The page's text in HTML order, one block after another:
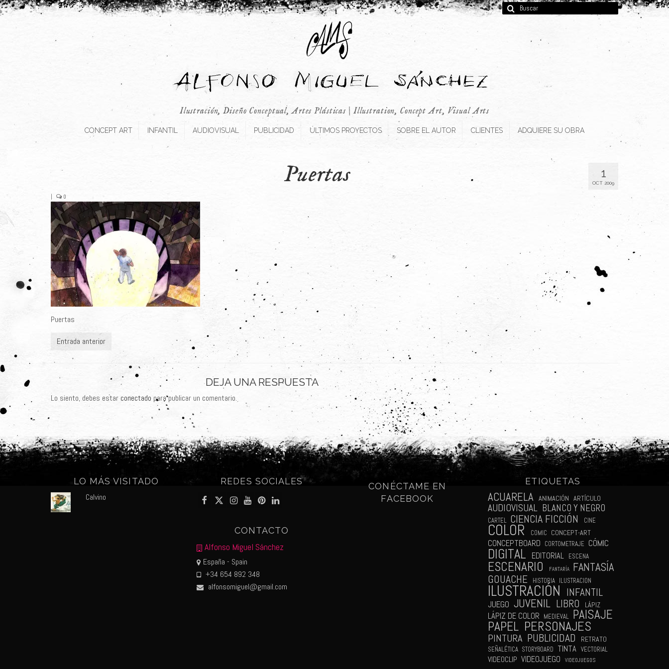
Buscar
por:
Ilustración, Diseño Conceptual, Artes Plásticas | Illustration, Concept Art, Visual Arts
CONCEPT ART INFANTIL AUDIOVISUAL PUBLICIDAD ÚLTIMOS PROYECTOS SOBRE EL AUTOR CLIENTES ADQUIERE SU OBRA
1
OCT 2009
Puertas
0
Puertas
Entrada anterior
DEJA UNA RESPUESTA
Lo siento, debes estar conectado para publicar un comentario.
LO MÁS VISITADO
Calvino
REDES SOCIALES
CONTACTO
Alfonso Miguel Sánchez
España - Spain
+34 654 892 348
alfonsomiguel@gmail.com
CONÉCTAME EN
FACEBOOK
ETIQUETAS
ACUARELA ANIMACIÓN ARTÍCULO
AUDIOVISUAL BLANCO Y NEGRO
CARTEL CIENCIA FICCIÓN CINE
COLOR COMIC CONCEPT-ART
CONCEPTBOARD CORTOMETRAJE CÓMIC
DIGITAL EDITORIAL ESCENA
ESCENARIO FANTARÍA FANTASÍA
GOUACHE HISTORIA ILUSTRACION
ILUSTRACIÓN INFANTIL
JUEGO JUVENIL LIBRO LÁPIZ
LÁPIZ DE COLOR MEDIEVAL PAISAJE
PAPEL PERSONAJES
PINTURA PUBLICIDAD RETRATO
SEÑALÉTICA STORYBOARD TINTA VECTORIAL
VIDEOCLIP VIDEOJUEGO
VIDEOJUEGOS